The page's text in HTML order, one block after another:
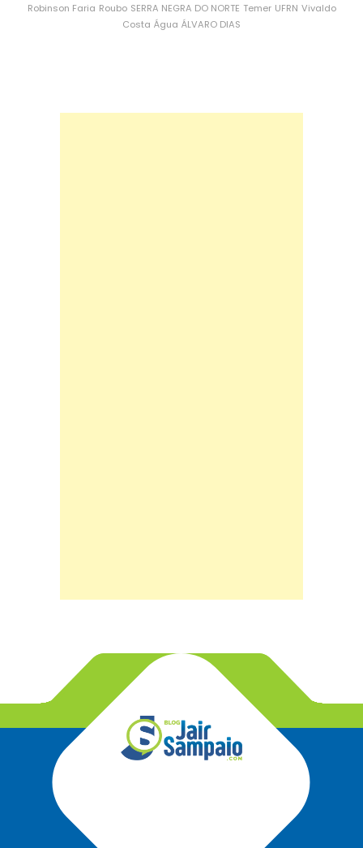
Robinson Faria Roubo SERRA NEGRA DO NORTE Temer UFRN Vivaldo
Costa Água ÁLVARO DIAS